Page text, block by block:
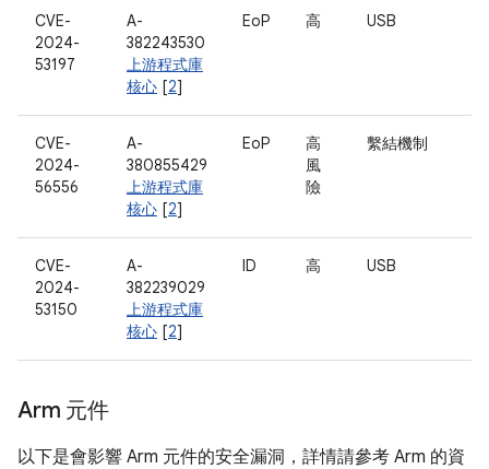
CVE-
2024-
53197
A-
382243530
上游程式庫
核心 [2]
EoP 高 USB
CVE-
2024-
56556
A-
380855429
上游程式庫
核心 [2]
EoP
高
風
險
繫結機制
CVE-
2024-
53150
A-
382239029
上游程式庫
核心 [2]
ID 高 USB
Arm 元件
以下是會影響 Arm 元件的安全漏洞，詳情請參考 Arm 的資